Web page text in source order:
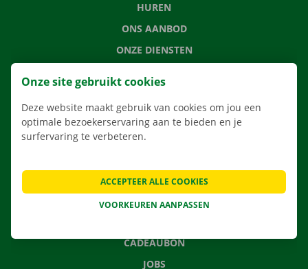
HUREN
ONS AANBOD
ONZE DIENSTEN
VERHUISOPLOSSINGEN
CONTACTEER ONS
VEELGESTELDE VRAGEN
CADEAUBON
JOBS
Onze site gebruikt cookies
Deze website maakt gebruik van cookies om jou een
optimale bezoekerservaring aan te bieden en je
surfervaring te verbeteren.
VOORKEUREN AANPASSEN
ACCEPTEER ALLE COOKIES